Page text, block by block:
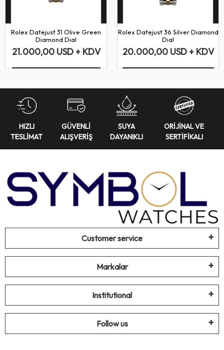
Rolex Datejust 31 Olive Green
Diamond Dial
21.000,00 USD + KDV
Rolex Datejust 36 Silver Diamond
Dial
20.000,00 USD + KDV
HIZLI
TESLİMAT
GÜVENLİ
ALIŞVERİŞ
SUYA
DAYANIKLI
ORİJİNAL VE
SERTİFİKALI
Customer service
Markalar
Institutional
Follow us